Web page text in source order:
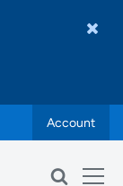
Account